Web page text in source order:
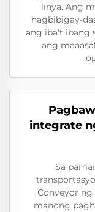
linya. Ang
nagbibigay-
ang iba't ibang
ang
integrate
Sa
Conveyor ng
manong